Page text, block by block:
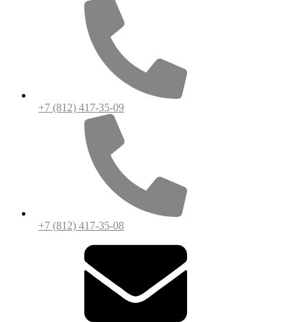
+7 (812) 417-35-09
+7 (812) 417-35-08